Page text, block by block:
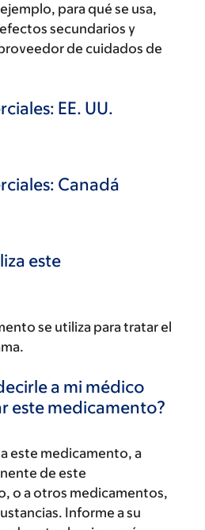
para qué se usa,
secundarios y
de cuidados de
EE. UU.
Canadá
este
se utiliza para tratar el
a mi médico
este medicamento?
este medicamento, a
de este
o a otros medicamentos,
Informe a su